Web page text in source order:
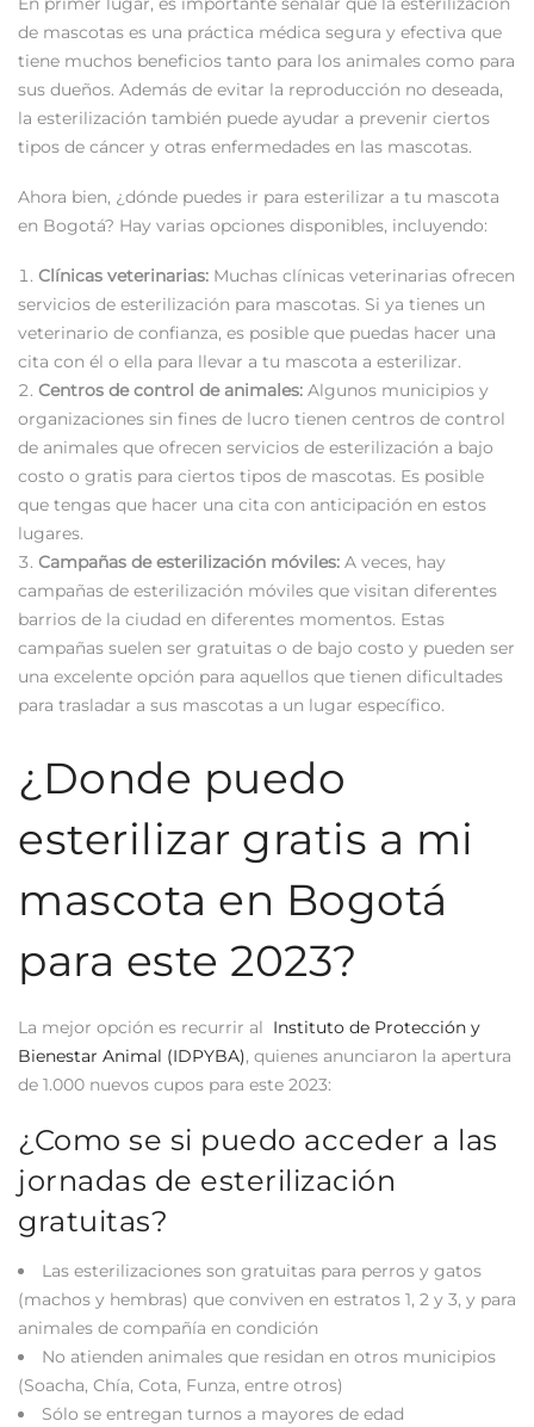
de mascotas es una práctica médica segura y efectiva que
tiene muchos beneficios tanto para los animales como para
sus dueños. Además de evitar la reproducción no deseada,
la esterilización también puede ayudar a prevenir ciertos
tipos de cáncer y otras enfermedades en las mascotas.
Ahora bien, ¿dónde puedes ir para esterilizar a tu mascota
en Bogotá? Hay varias opciones disponibles, incluyendo:
Clínicas veterinarias: Muchas clínicas veterinarias ofrecen
servicios de esterilización para mascotas. Si ya tienes un
veterinario de confianza, es posible que puedas hacer una
cita con él o ella para llevar a tu mascota a esterilizar.
Centros de control de animales: Algunos municipios y
organizaciones sin fines de lucro tienen centros de control
de animales que ofrecen servicios de esterilización a bajo
costo o gratis para ciertos tipos de mascotas. Es posible
que tengas que hacer una cita con anticipación en estos
lugares.
Campañas de esterilización móviles: A veces, hay
campañas de esterilización móviles que visitan diferentes
barrios de la ciudad en diferentes momentos. Estas
campañas suelen ser gratuitas o de bajo costo y pueden ser
una excelente opción para aquellos que tienen dificultades
para trasladar a sus mascotas a un lugar específico.
¿Donde puedo
esterilizar gratis a mi
mascota en Bogotá
para este 2023?
La mejor opción es recurrir al Instituto de Protección y
Bienestar Animal (IDPYBA), quienes anunciaron la apertura
de 1.000 nuevos cupos para este 2023:
¿Como se si puedo acceder a las
jornadas de esterilización
gratuitas?
Las esterilizaciones son gratuitas para perros y gatos
(machos y hembras) que conviven en estratos 1, 2 y 3, y para
animales de compañía en condición
No atienden animales que residan en otros municipios
(Soacha, Chía, Cota, Funza, entre otros)
Sólo se entregan turnos a mayores de edad